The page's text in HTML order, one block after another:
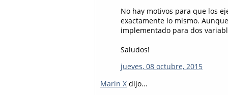
No hay motivos para que los
exactamente lo mismo.
implementado para dos
Saludos!
jueves, 08 octubre, 2015
Marin X dijo...